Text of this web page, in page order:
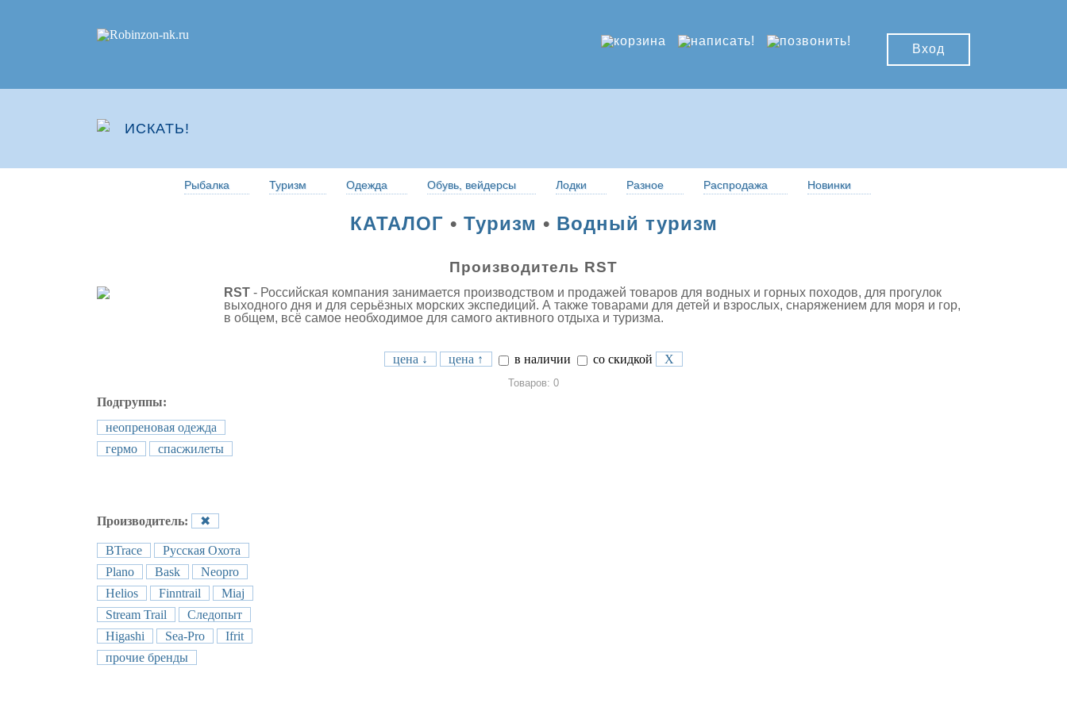
Вход
Рыбалка Туризм Одежда Обувь, вейдерсы Лодки Разное Распродажа Новинки
КАТАЛОГ • Туризм • Водный туризм
Производитель RST
RST - Российская компания занимается производством и продажей товаров для водных и горных походов, для прогулок
выходного дня и для серьёзных морских экспедиций. А также товарами для детей и взрослых, снаряжением для моря и гор,
в общем, всё самое необходимое для самого активного отдыха и туризма.
цена ↓ цена ↑ в наличии со скидкой X
Товаров: 0
Подгруппы:
неопреновая одежда
гермо
спасжилеты
Производитель: ✖
BTrace
Русская Охота
Plano
Bask
Neopro
Helios
Finntrail
Miaj
Stream Trail
Следопыт
Higashi
Sea-Pro
Ifrit
прочие бренды